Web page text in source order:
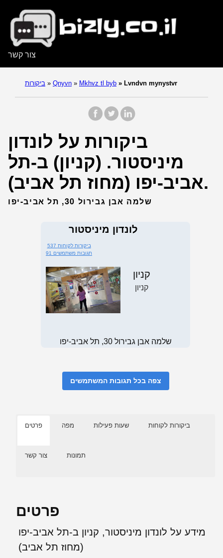
צור קשר
ביקורות » Qnyvn » Mkhvz tl byb » Lvndvn mynystvr
ביקורות על לונדון
מיניסטור. (קניון) ב-תל
אביב-יפו (מחוז תל אביב).
שלמה אבן גבירול 30, תל אביב-יפו
לונדון מיניסטור
537 ביקורות לקוחות
91 תגובות משתמשים
קניון
קניון
שלמה אבן גבירול 30, תל אביב-יפו
צפה בכל תגובות המשתמשים
פרטים מפה שעות פעילות ביקורות לקוחות
צור קשר תמונות
פרטים
מידע על לונדון מיניסטור, קניון ב-תל אביב-יפו
(מחוז תל אביב)